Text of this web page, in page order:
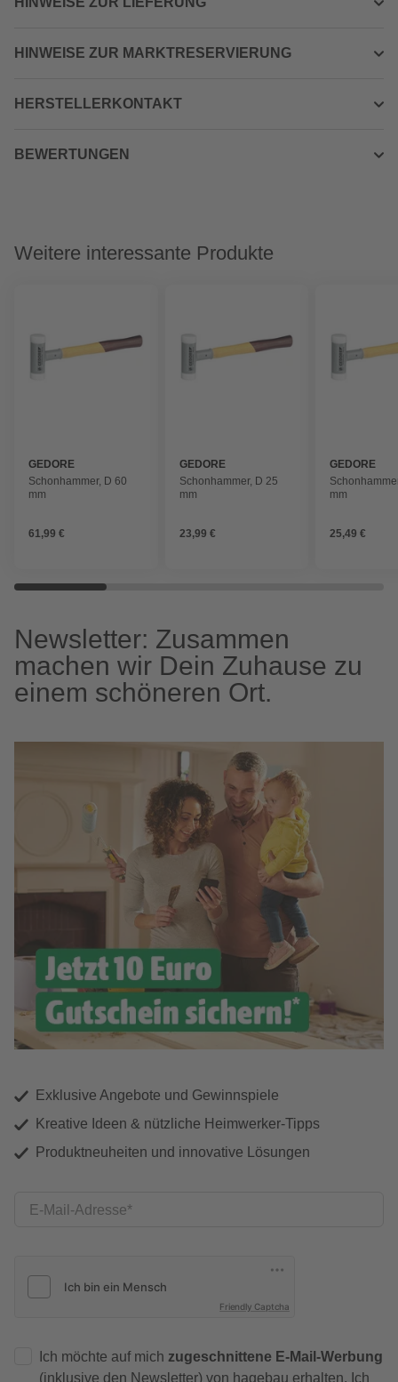
HINWEISE ZUR MARKTRESERVIERUNG
HERSTELLERKONTAKT
BEWERTUNGEN
Weitere interessante Produkte
GEDORE
Schonhammer, D 60
mm
61,99 €
GEDORE
Schonhammer, D 25
mm
23,99 €
GEDORE
mm
25,49 €
Newsletter: Zusammen
machen wir Dein Zuhause zu
einem schöneren Ort.
Exklusive Angebote und Gewinnspiele
Kreative Ideen & nützliche Heimwerker-Tipps
Produktneuheiten und innovative Lösungen
E-Mail-Adresse
Friendly Captcha
Ich möchte auf mich zugeschnittene E-Mail-Werbung
(inklusive den Newsletter) von hagebau erhalten. Ich